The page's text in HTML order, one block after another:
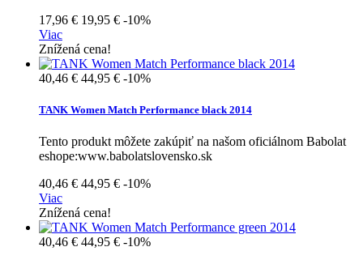
17,96 € 19,95 € -10%
Viac
Znížená cena!
40,46 € 44,95 € -10%
TANK Women Match Performance black 2014
Tento produkt môžete zakúpiť na našom oficiálnom Babolat
eshope:www.babolatslovensko.sk
40,46 € 44,95 € -10%
Viac
Znížená cena!
40,46 € 44,95 € -10%